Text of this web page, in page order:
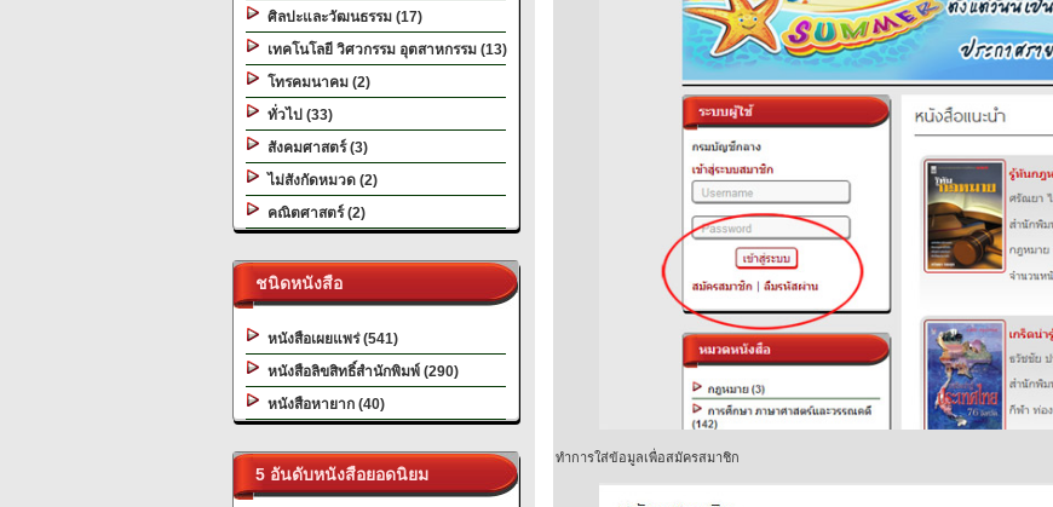
ศิลปะและวัฒนธรรม (17)
เทคโนโลยี วิศวกรรม อุตสาหกรรม (13)
โทรคมนาคม (2)
ทั่วไป (33)
สังคมศาสตร์ (3)
ไม่สังกัดหมวด (2)
คณิตศาสตร์ (2)
ชนิดหนังสือ
หนังสือเผยแพร่ (541)
หนังสือลิขสิทธิ์สำนักพิมพ์ (290)
หนังสือหายาก (40)
5 อันดับหนังสือยอดนิยม
ทำการใส่ข้อมูลเพื่อสมัครสมาชิก